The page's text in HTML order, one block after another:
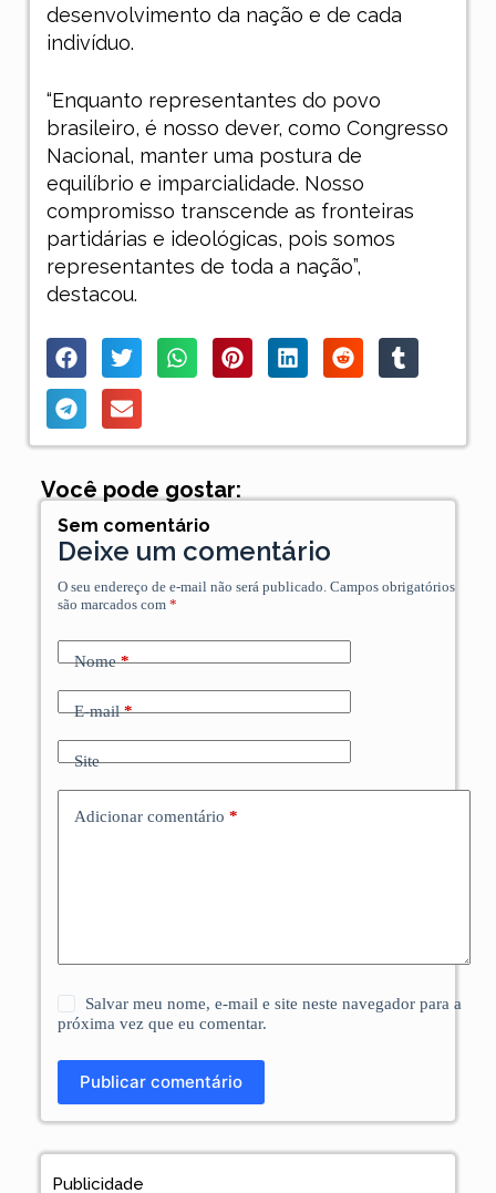
desenvolvimento da nação e de cada
indivíduo.
“Enquanto representantes do povo
brasileiro, é nosso dever, como Congresso
Nacional, manter uma postura de
equilíbrio e imparcialidade. Nosso
compromisso transcende as fronteiras
partidárias e ideológicas, pois somos
representantes de toda a nação”,
destacou.
Você pode gostar:
Sem comentário
Deixe um comentário
O seu endereço de e-mail não será publicado. Campos obrigatórios
são marcados com *
Nome*
E-mail*
Site
Adicionar comentário *
Salvar meu nome, e-mail e site neste navegador para a
próxima vez que eu comentar.
Publicar comentário
Publicidade